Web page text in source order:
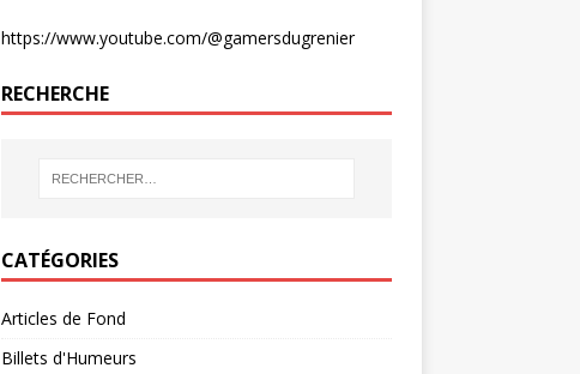
https://www.youtube.com/@gamersdugrenier
RECHERCHE
CATÉGORIES
Articles de Fond
Billets d'Humeurs